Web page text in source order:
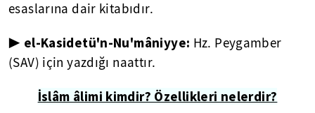
esaslarına dair kitabıdır.
▶ el-Kasidetü'n-Nu'mâniyye: Hz. Peygamber
(SAV) için yazdığı naattır.
İslâm âlimi kimdir? Özellikleri nelerdir?